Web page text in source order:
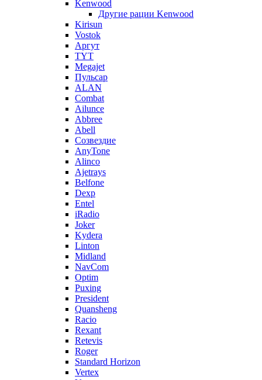
Kenwood
Другие рации Kenwood
Kirisun
Vostok
Аргут
TYT
Megajet
Пульсар
ALAN
Combat
Ailunce
Abbree
Abell
Созвездие
AnyTone
Alinco
Ajetrays
Belfone
Dexp
Entel
iRadio
Joker
Kydera
Linton
Midland
NavCom
Optim
Puxing
President
Quansheng
Racio
Rexant
Retevis
Roger
Standard Horizon
Vertex